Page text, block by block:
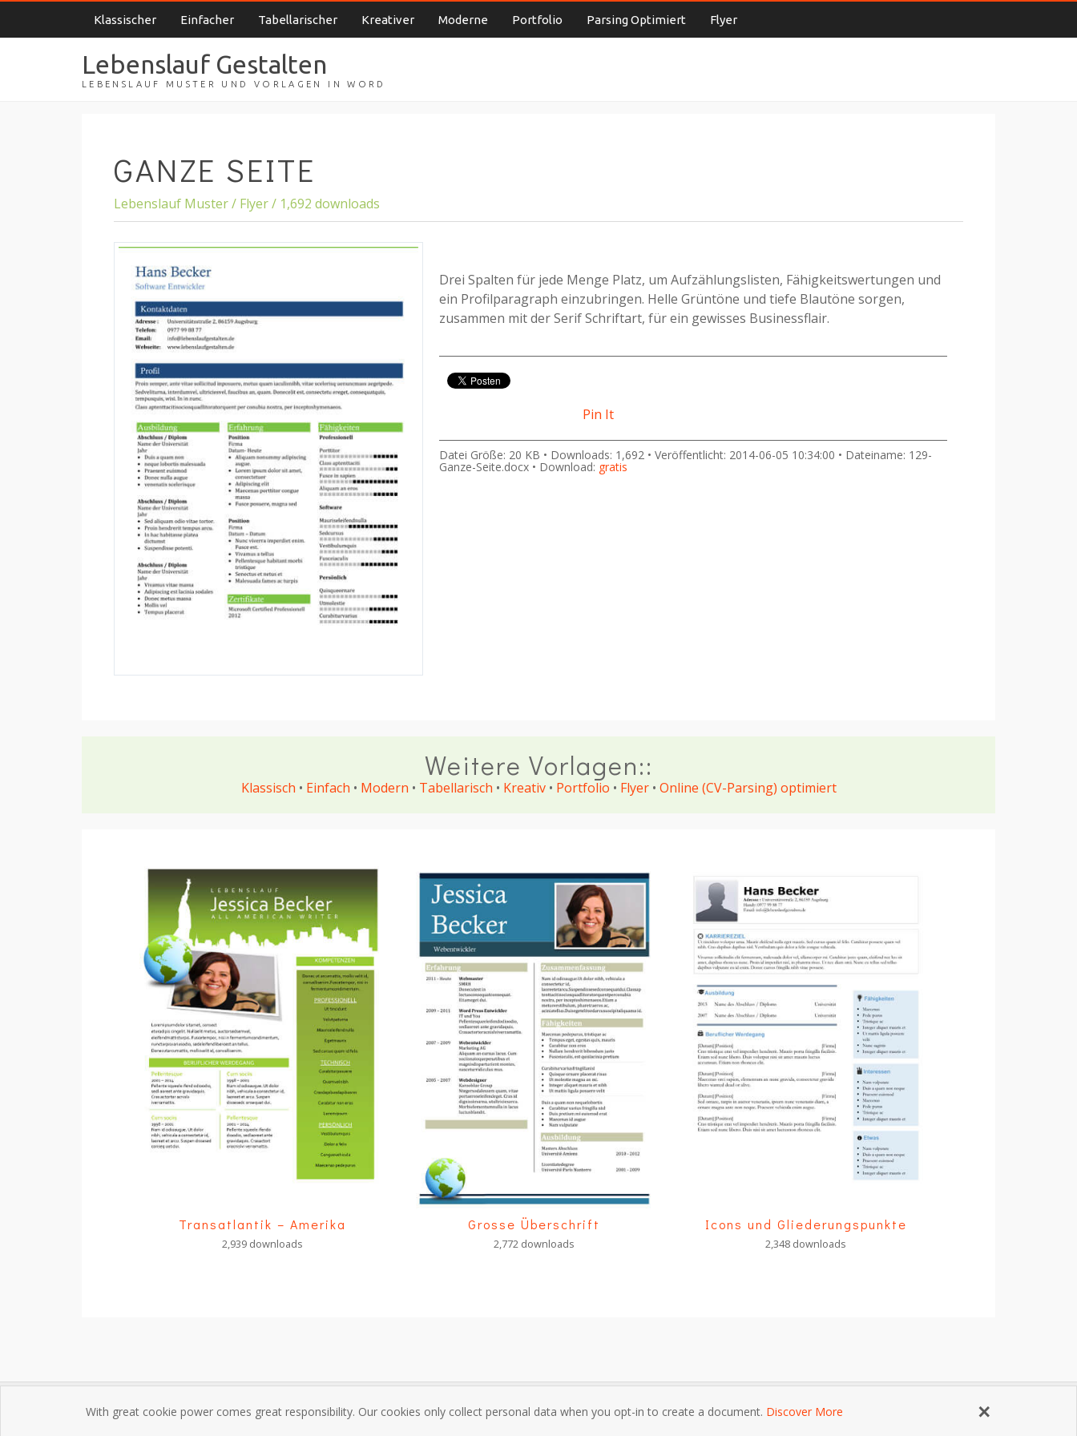
Klassischer Einfacher Tabellarischer Kreativer Moderne Portfolio Parsing Optimiert Flyer
Lebenslauf Gestalten
LEBENSLAUF MUSTER UND VORLAGEN IN WORD
GANZE SEITE
Lebenslauf Muster / Flyer / 1,692 downloads
Drei Spalten für jede Menge Platz, um Aufzählungslisten, Fähigkeitswertungen und
ein Profilparagraph einzubringen. Helle Grüntöne und tiefe Blautöne sorgen,
zusammen mit der Serif Schriftart, für ein gewisses Businessflair.
Pin It
Datei Größe: 20 KB • Downloads: 1,692 • Veröffentlicht: 2014-06-05 10:34:00 • Dateiname: 129-
Ganze-Seite.docx • Download: gratis
Weitere Vorlagen::
Klassisch • Einfach • Modern • Tabellarisch • Kreativ• Portfolio • Flyer• Online (CV-Parsing) optimiert
Transatlantik – Amerika
2,939 downloads
Grosse Überschrift
2,772 downloads
Icons und Gliederungspunkte
2,348 downloads
Impressum Über mich und Kontakt Datenschutzrichtlinie Nutzungsbedingungen
With great cookie power comes great responsibility. Our cookies only collect personal data when you opt-in to create a document. Discover More ×